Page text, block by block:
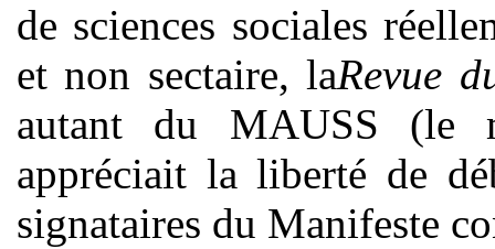
de sciences sociales
et non sectaire, laRevue
autant du MAUSS (le
appréciait la liberté de
signataires du Manifeste